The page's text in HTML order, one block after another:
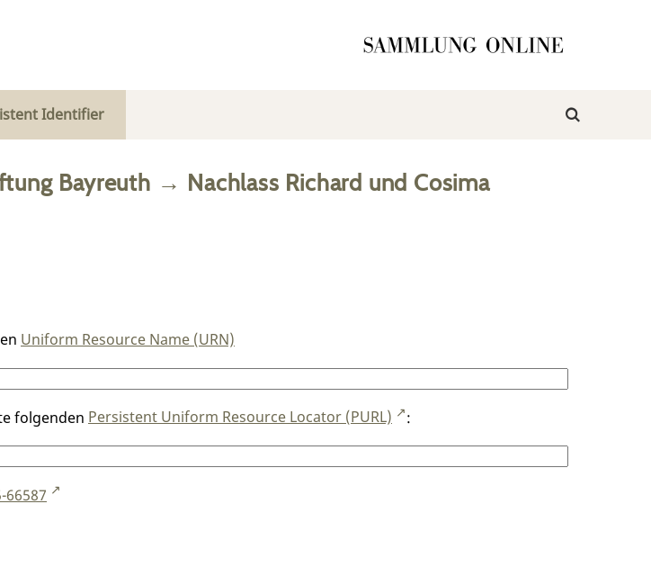
Identifier
Bayreuth → Nachlass Richard und Cosima
Uniform Resource Name (URN)
folgenden Persistent Uniform Resource Locator (PURL) :